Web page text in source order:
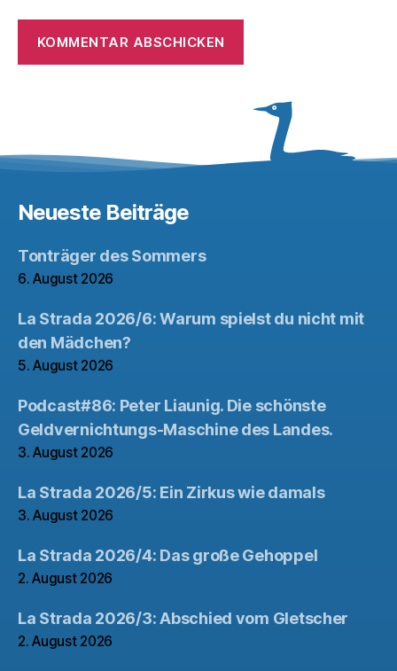
Neueste Beiträge
Tonträger des Sommers
6. August 2026
La Strada 2026/6: Warum spielst du nicht mit
den Mädchen?
5. August 2026
Podcast#86: Peter Liaunig. Die schönste
Geldvernichtungs-Maschine des Landes.
3. August 2026
La Strada 2026/5: Ein Zirkus wie damals
3. August 2026
La Strada 2026/4: Das große Gehoppel
2. August 2026
La Strada 2026/3: Abschied vom Gletscher
2. August 2026